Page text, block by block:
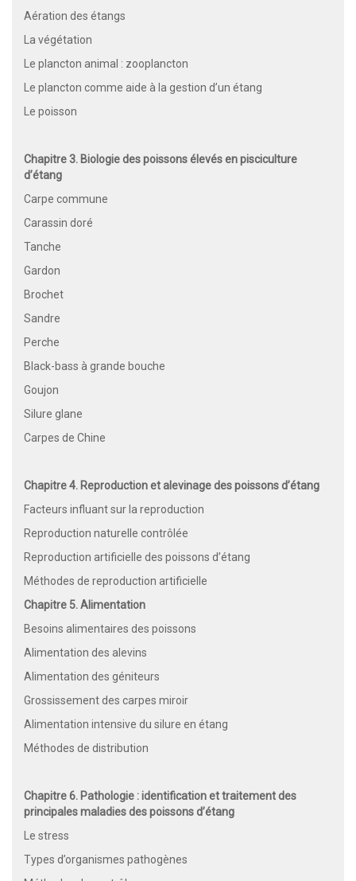
Aération des étangs
La végétation
Le plancton animal : zooplancton
Le plancton comme aide à la gestion d’un étang
Le poisson
Chapitre 3. Biologie des poissons élevés en pisciculture
d’étang
Carpe commune
Carassin doré
Tanche
Gardon
Brochet
Sandre
Perche
Black-bass à grande bouche
Goujon
Silure glane
Carpes de Chine
Chapitre 4. Reproduction et alevinage des poissons d’étang
Facteurs influant sur la reproduction
Reproduction naturelle contrôlée
Reproduction artificielle des poissons d’étang
Méthodes de reproduction artificielle
Chapitre 5. Alimentation
Besoins alimentaires des poissons
Alimentation des alevins
Alimentation des géniteurs
Grossissement des carpes miroir
Alimentation intensive du silure en étang
Méthodes de distribution
Chapitre 6. Pathologie : identification et traitement des
principales maladies des poissons d’étang
Le stress
Types d’organismes pathogènes